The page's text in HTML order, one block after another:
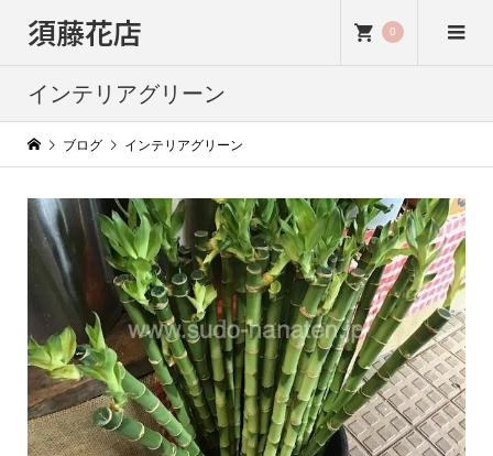
須藤花店 0
インテリアグリーン
ブログ インテリアグリーン